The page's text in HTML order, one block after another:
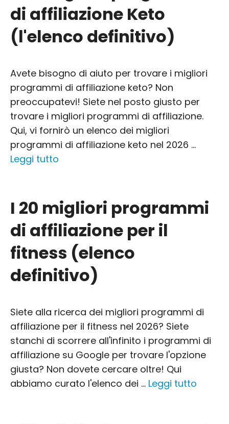
di affiliazione Keto
(l'elenco definitivo)
Avete bisogno di aiuto per trovare i migliori
programmi di affiliazione keto? Non
preoccupatevi! Siete nel posto giusto per
trovare i migliori programmi di affiliazione.
Qui, vi fornirò un elenco dei migliori
programmi di affiliazione keto nel 2026 ...
Leggi tutto
I 20 migliori programmi
di affiliazione per il
fitness (elenco
definitivo)
Siete alla ricerca dei migliori programmi di
affiliazione per il fitness nel 2026? Siete
stanchi di scorrere all'infinito i programmi di
affiliazione su Google per trovare l'opzione
giusta? Non dovete cercare oltre! Qui
abbiamo curato l'elenco dei ... Leggi tutto